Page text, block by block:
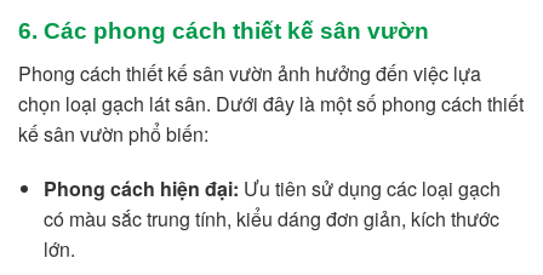
6. Các phong cách thiết kế sân vườn
Phong cách thiết kế sân vườn ảnh hưởng đến việc lựa
chọn loại gạch lát sân. Dưới đây là một số phong cách thiết
kế sân vườn phổ biến:
Phong cách hiện đại: Ưu tiên sử dụng các loại gạch
có màu sắc trung tính, kiểu dáng đơn giản, kích thước
lớn.